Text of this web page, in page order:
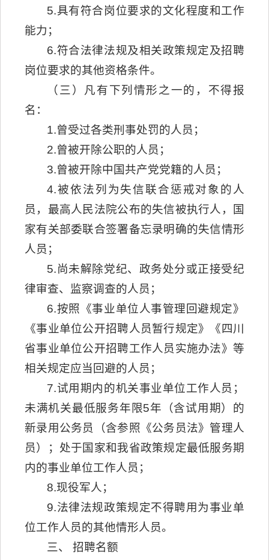
5.具有符合岗位要求的文化程度和工作
能力；
6.符合法律法规及相关政策规定及招聘
岗位要求的其他资格条件。
（三）凡有下列情形之一的，不得报
名：
1.曾受过各类刑事处罚的人员；
2.曾被开除公职的人员；
3.曾被开除中国共产党党籍的人员；
4.被依法列为失信联合惩戒对象的人
员，最高人民法院公布的失信被执行人，国
家有关部委联合签署备忘录明确的失信情形
人员；
5.尚未解除党纪、政务处分或正接受纪
律审查、监察调查的人员；
6.按照《事业单位人事管理回避规定》
《事业单位公开招聘人员暂行规定》《四川
省事业单位公开招聘工作人员实施办法》等
相关规定应当回避的人员；
7.试用期内的机关事业单位工作人员；
未满机关最低服务年限5年（含试用期）的
新录用公务员（含参照《公务员法》管理人
员）；处于国家和我省政策规定最低服务期
内的事业单位工作人员；
8.现役军人；
9.法律法规政策规定不得聘用为事业单
位工作人员的其他情形人员。
三、 招聘名额